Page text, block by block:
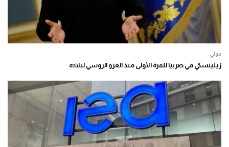
دولي
زيلينسكي في صربيا للمرة الأولى منذ الغزو الروسي لبلاده